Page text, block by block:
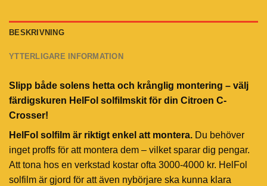
BESKRIVNING
YTTERLIGARE INFORMATION
Slipp både solens hetta och krånglig montering – välj
färdigskuren HelFol solfilmskit för din Citroen C-
Crosser!
HelFol solfilm är riktigt enkel att montera. Du behöver
inget proffs för att montera dem – vilket sparar dig pengar.
Att tona hos en verkstad kostar ofta 3000-4000 kr. HelFol
solfilm är gjord för att även nybörjare ska kunna klara